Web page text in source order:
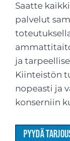
Saatte
palvelut
ja
Kiinteistön
nopeasti ja
konserniin
Pyydä